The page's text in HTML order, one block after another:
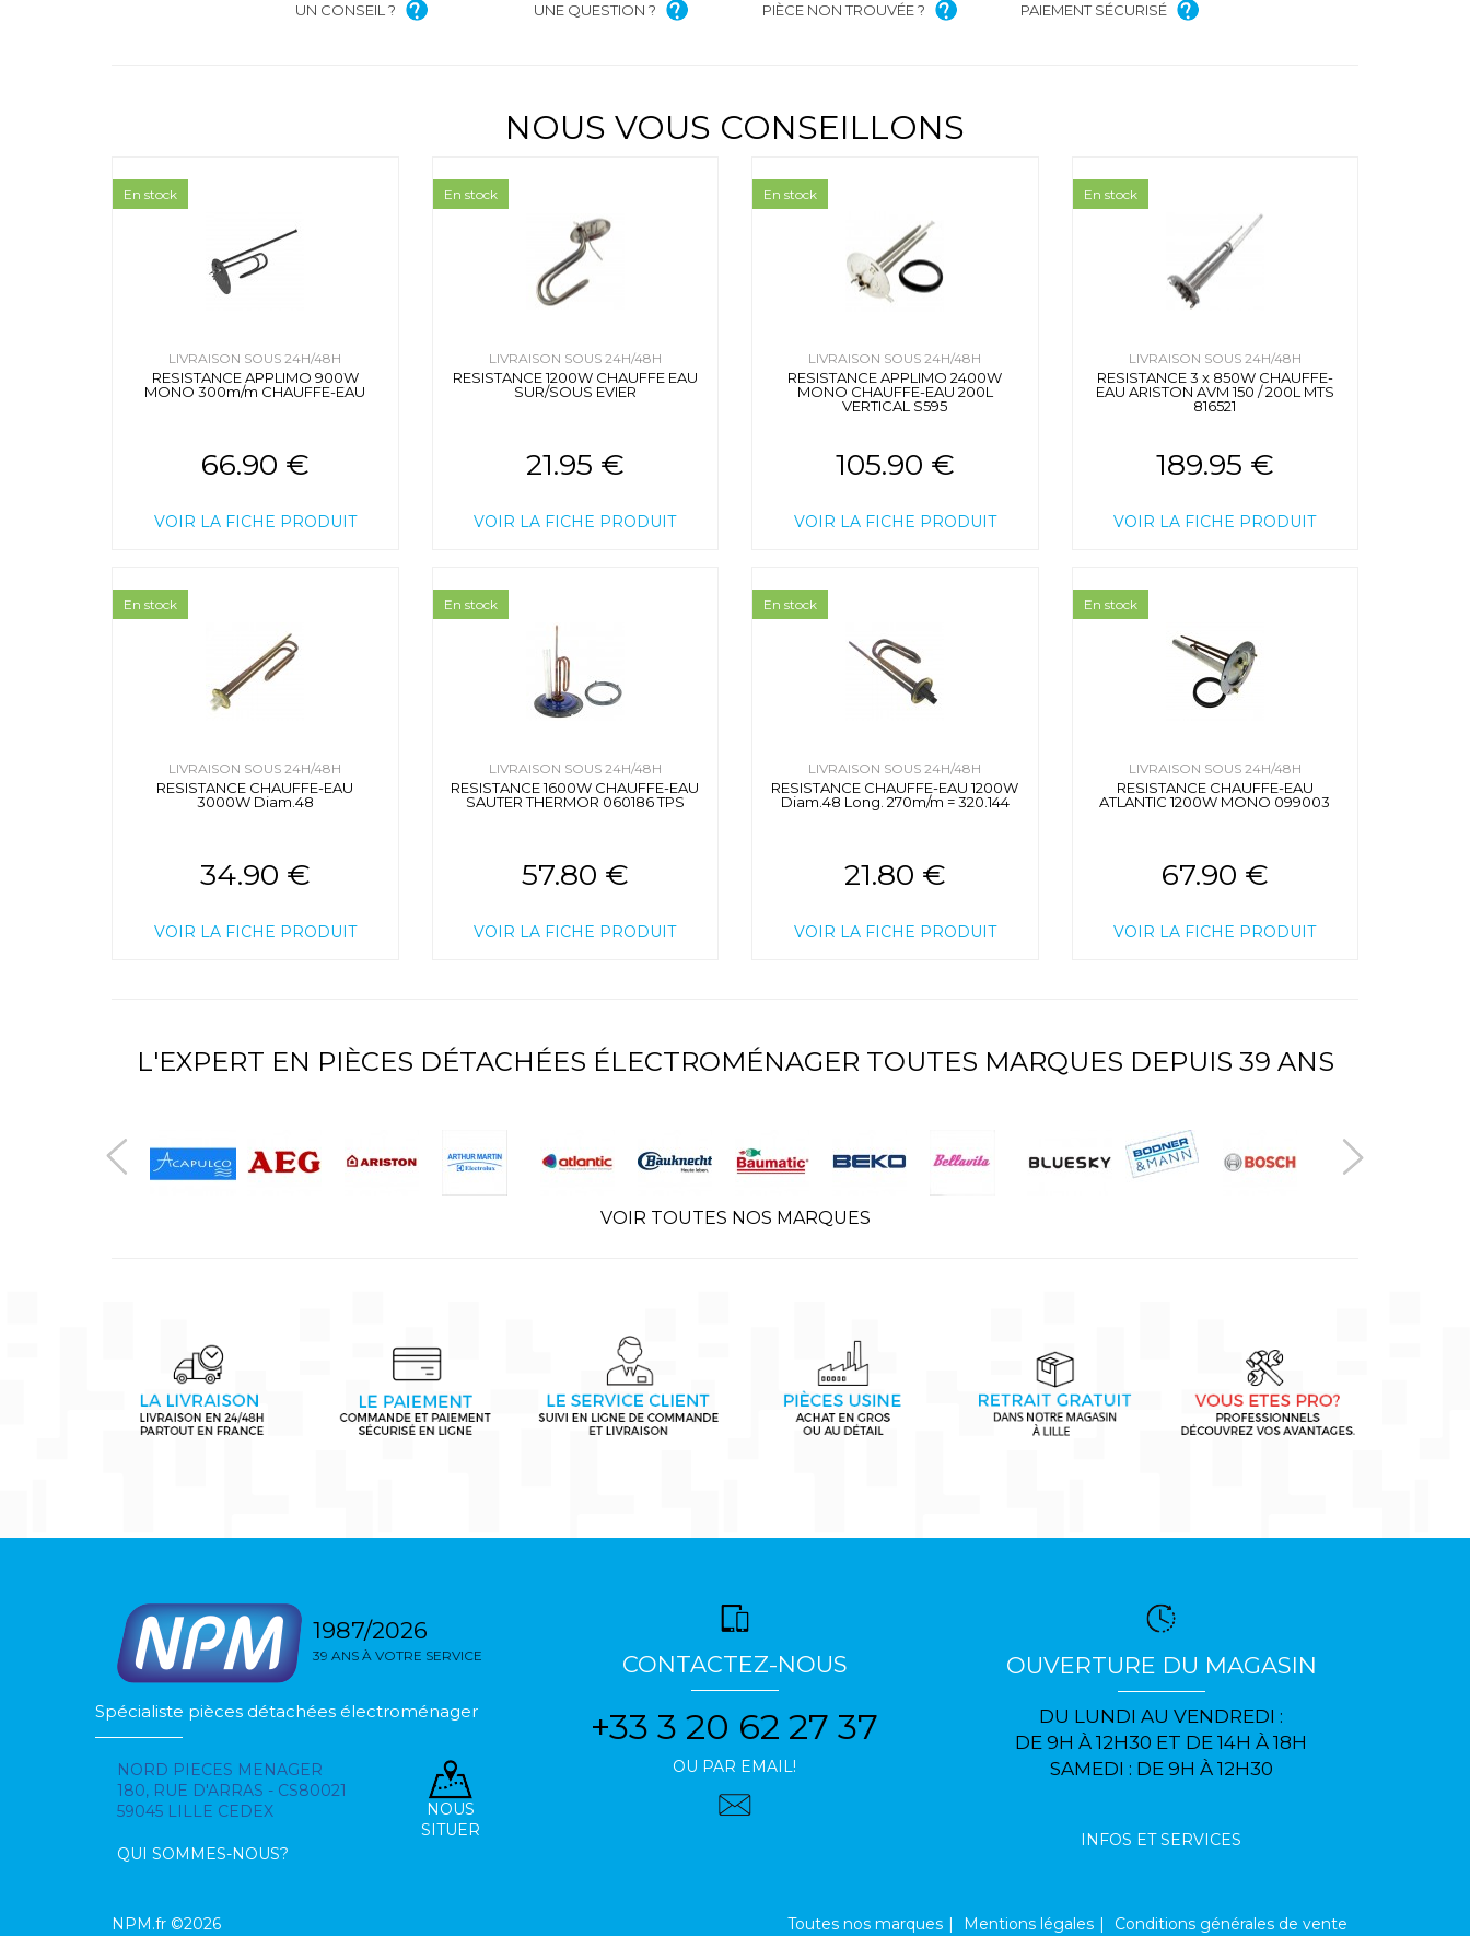
UN CONSEIL ? UNE QUESTION ? PIÈCE NON TROUVÉE ? PAIEMENT SÉCURISÉ
NOUS VOUS CONSEILLONS
LIVRAISON SOUS 24H/48H
RESISTANCE APPLIMO 900W
MONO 300m/m CHAUFFE-EAU
66.90 €
VOIR LA FICHE PRODUIT
En stock
LIVRAISON SOUS 24H/48H
RESISTANCE 1200W CHAUFFE EAU
SUR/SOUS EVIER
21.95 €
VOIR LA FICHE PRODUIT
En stock
LIVRAISON SOUS 24H/48H
RESISTANCE APPLIMO 2400W
MONO CHAUFFE-EAU 200L
VERTICAL S595
105.90 €
VOIR LA FICHE PRODUIT
En stock
LIVRAISON SOUS 24H/48H
RESISTANCE 3 x 850W CHAUFFE-
EAU ARISTON AVM 150 / 200L MTS
816521
189.95 €
VOIR LA FICHE PRODUIT
En stock
LIVRAISON SOUS 24H/48H
RESISTANCE CHAUFFE-EAU
3000W Diam.48
34.90 €
VOIR LA FICHE PRODUIT
En stock
LIVRAISON SOUS 24H/48H
RESISTANCE 1600W CHAUFFE-EAU
SAUTER THERMOR 060186 TPS
57.80 €
VOIR LA FICHE PRODUIT
En stock
LIVRAISON SOUS 24H/48H
RESISTANCE CHAUFFE-EAU 1200W
Diam.48 Long. 270m/m = 320.144
21.80 €
VOIR LA FICHE PRODUIT
En stock
LIVRAISON SOUS 24H/48H
RESISTANCE CHAUFFE-EAU
ATLANTIC 1200W MONO 099003
67.90 €
VOIR LA FICHE PRODUIT
En stock
L'EXPERT EN PIÈCES DÉTACHÉES ÉLECTROMÉNAGER TOUTES MARQUES DEPUIS 39 ANS
VOIR TOUTES NOS MARQUES
1987/2026
39 ANS À VOTRE SERVICE
Spécialiste pièces détachées électroménager
NORD PIECES MENAGER
180, RUE D'ARRAS - CS80021
59045 LILLE CEDEX
QUI SOMMES-NOUS?
NOUS
SITUER
CONTACTEZ-NOUS
+33 3 20 62 27 37
OU PAR EMAIL!
OUVERTURE DU MAGASIN
DU LUNDI AU VENDREDI :
DE 9H À 12H30 ET DE 14H À 18H
SAMEDI : DE 9H À 12H30
INFOS ET SERVICES
Toutes nos marques Mentions légales Conditions générales de vente
NPM.fr ©2026